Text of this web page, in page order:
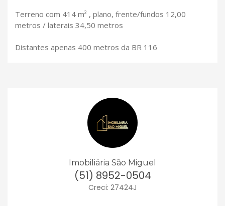
Terreno com 414 m² , plano, frente/fundos 12,00
metros / laterais 34,50 metros
Distantes apenas 400 metros da BR 116
Imobiliária São Miguel
(51) 8952-0504
Creci: 27424J